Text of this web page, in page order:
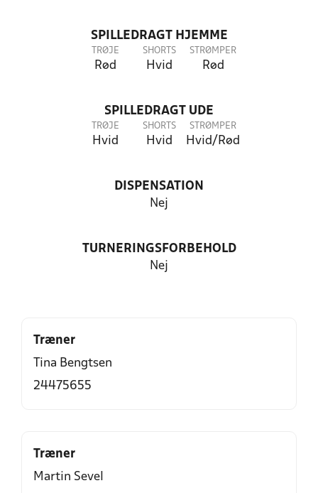
SPILLEDRAGT HJEMME
TRØJE
Rød
SHORTS
Hvid
STRØMPER
Rød
SPILLEDRAGT UDE
TRØJE
Hvid
SHORTS
Hvid
STRØMPER
Hvid/Rød
DISPENSATION
Nej
TURNERINGSFORBEHOLD
Nej
Træner
Tina Bengtsen
24475655
Træner
Martin Sevel